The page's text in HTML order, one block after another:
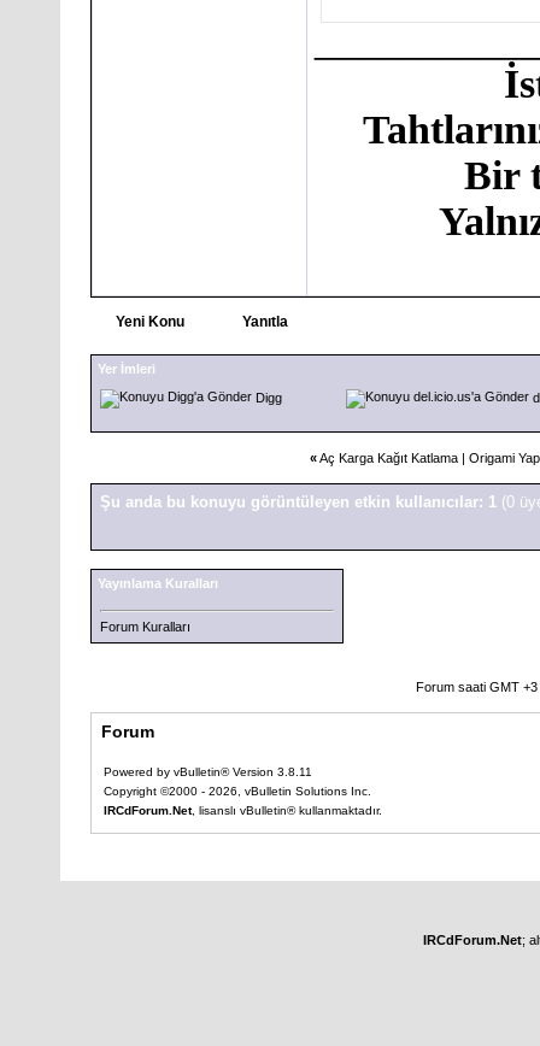
Bir
Yeni Konu Yanıtla
Yer İmleri
Digg
«Aç Karga Kağıt Katlama | Origami
Şu anda bu konuyu görüntüleyen etkin kullanıcılar: 1 (0
Yayınlama Kuralları
Forum Kuralları
Forum saati GMT
Forum
Powered by vBulletin® Version 3.8.11
Copyright ©2000 - 2026, vBulletin Solutions Inc.
IRCdForum.Net, lisanslı vBulletin® kullanmaktadır.
IRCdForum.Net;